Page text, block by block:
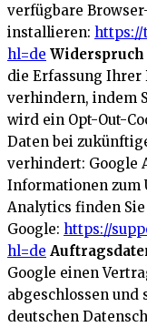
verfügbare
installieren: https://
hl=de
die Erfassung Ihrer
verhindern, indem
wird ein Opt-Out-
Daten bei
verhindert: Google
Informationen zum
Analytics finden
Google: https://
hl=de
Google einen
abgeschlossen und
deutschen